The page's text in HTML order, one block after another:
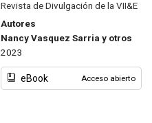
Revista de Divulgación de la VII&E
Autores
Nancy Vasquez Sarria y otros
2023
eBook Acceso abierto